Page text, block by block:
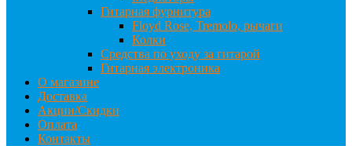
Гитарная фурнитура
Floyd Rose, Tremolo, рычаги
Колки
Средства по уходу за гитарой
Гитарная электроника
О магазине
Доставка
Акции/Скидки
Оплата
Контакты